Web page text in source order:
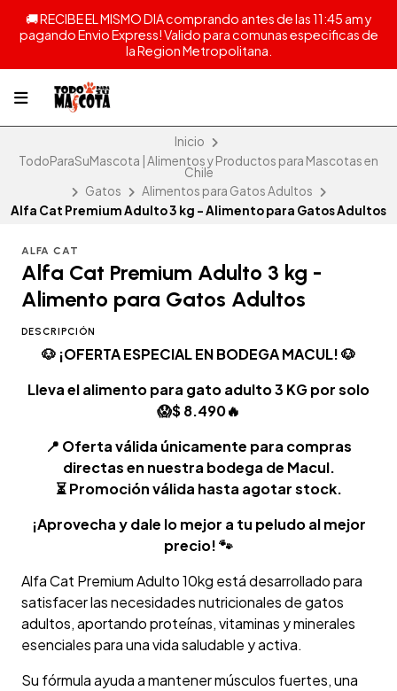
🚚 RECIBE EL MISMO DIA comprando antes de las 11:45 am y
pagando Envio Express! Valido para comunas especificas de
la Region Metropolitana.
Inicio
TodoParaSuMascota | Alimentos y Productos para Mascotas en
Chile
Gatos
Alimentos para Gatos Adultos
Alfa Cat Premium Adulto 3 kg - Alimento para Gatos Adultos
ALFA CAT
Alfa Cat Premium Adulto 3 kg -
Alimento para Gatos Adultos
DESCRIPCIÓN
🐶 ¡OFERTA ESPECIAL EN BODEGA MACUL! 🐶
Lleva el alimento para gato adulto 3 KG por solo
😱$ 8.490🔥
📍 Oferta válida únicamente para compras
directas en nuestra bodega de Macul.
⏳ Promoción válida hasta agotar stock.
¡Aprovecha y dale lo mejor a tu peludo al mejor
precio! 🐾
Alfa Cat Premium Adulto 10kg está desarrollado para
satisfacer las necesidades nutricionales de gatos
adultos, aportando proteínas, vitaminas y minerales
esenciales para una vida saludable y activa.
Su fórmula ayuda a mantener músculos fuertes, una